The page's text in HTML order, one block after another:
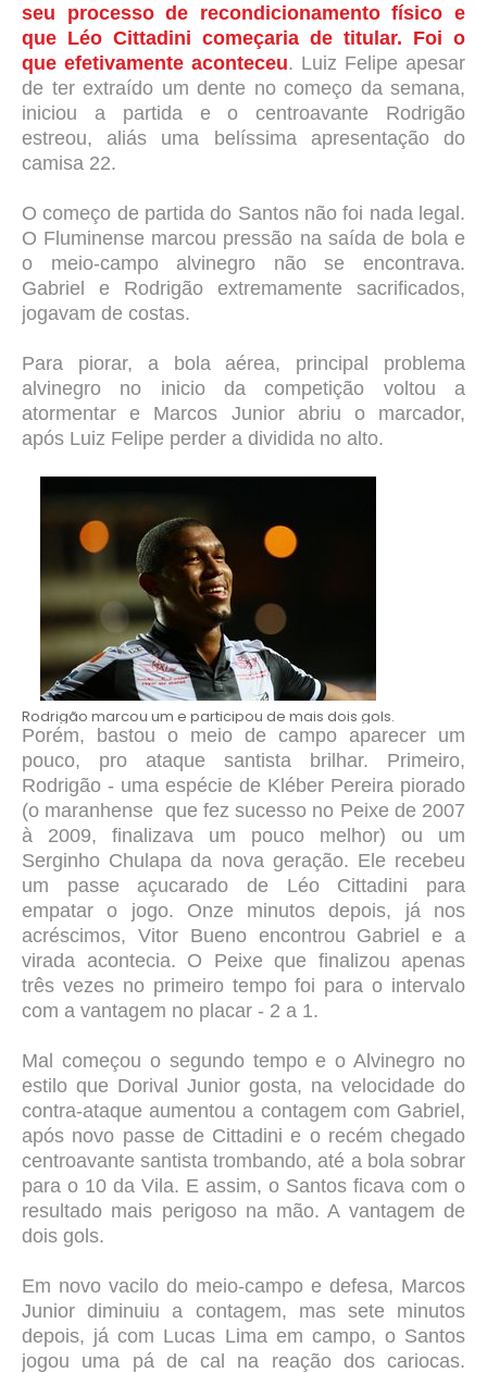
seu processo de recondicionamento físico e
que Léo Cittadini começaria de titular. Foi o
que efetivamente aconteceu. Luiz Felipe apesar
de ter extraído um dente no começo da semana,
iniciou a partida e o centroavante Rodrigão
estreou, aliás uma belíssima apresentação do
camisa 22.
O começo de partida do Santos não foi nada legal.
O Fluminense marcou pressão na saída de bola e
o meio-campo alvinegro não se encontrava.
Gabriel e Rodrigão extremamente sacrificados,
jogavam de costas.
Para piorar, a bola aérea, principal problema
alvinegro no inicio da competição voltou a
atormentar e Marcos Junior abriu o marcador,
após Luiz Felipe perder a dividida no alto.
Rodrigão marcou um e participou de mais dois gols.
Porém, bastou o meio de campo aparecer um
pouco, pro ataque santista brilhar. Primeiro,
Rodrigão - uma espécie de Kléber Pereira piorado
(o maranhense que fez sucesso no Peixe de 2007
à 2009, finalizava um pouco melhor) ou um
Serginho Chulapa da nova geração. Ele recebeu
um passe açucarado de Léo Cittadini para
empatar o jogo. Onze minutos depois, já nos
acréscimos, Vitor Bueno encontrou Gabriel e a
virada acontecia. O Peixe que finalizou apenas
três vezes no primeiro tempo foi para o intervalo
com a vantagem no placar - 2 a 1.
Mal começou o segundo tempo e o Alvinegro no
estilo que Dorival Junior gosta, na velocidade do
contra-ataque aumentou a contagem com Gabriel,
após novo passe de Cittadini e o recém chegado
centroavante santista trombando, até a bola sobrar
para o 10 da Vila. E assim, o Santos ficava com o
resultado mais perigoso na mão. A vantagem de
dois gols.
Em novo vacilo do meio-campo e defesa, Marcos
Junior diminuiu a contagem, mas sete minutos
depois, já com Lucas Lima em campo, o Santos
jogou uma pá de cal na reação dos cariocas.